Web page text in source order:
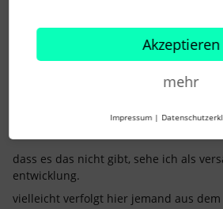
eine prozentuale angabe
api-endpoint für korrektur-
korrektur-möglichkeiten für an-
beides verfälscht aber die
"timeaccount" mit der funktion
dass es das nicht gibt, sehe ich als
entwicklung.
vielleicht verfolgt hier jemand aus
Akzeptieren
mehr
Impressum |